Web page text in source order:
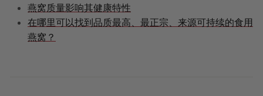
燕窝质量影响其健康特性
在哪里可以找到品质最高、最正宗、来源可持续的食用
燕窝？